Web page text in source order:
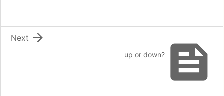

up or down?

Next